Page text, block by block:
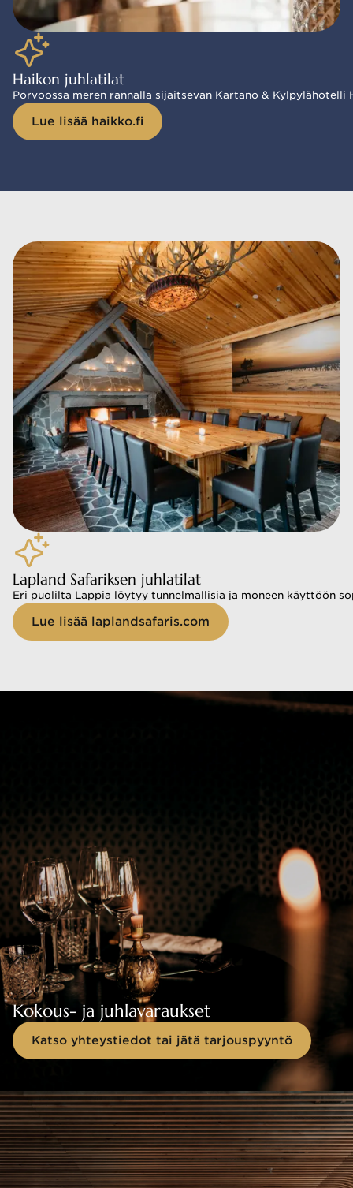
Haikon juhlatilat
Porvoossa meren rannalla sijaitsevan Kartano &
Lue lisää haikko.fi
Lapland Safariksen juhlatilat
Eri puolilta Lappia löytyy tunnelmallisia ja moneen käyttöön
Lue lisää laplandsafaris.com
Kokous- ja juhlavaraukset
Katso yhteystiedot tai jätä tarjouspyyntö